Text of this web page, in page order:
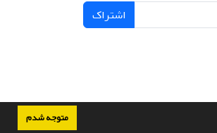
متوجه شدم
اشتراک